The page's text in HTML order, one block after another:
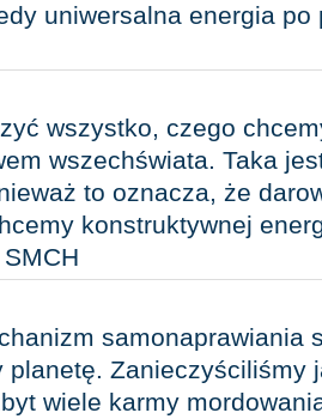
uniwersalna energia po
wszystko, czego
wszechświata. Taka
to oznacza, że
konstruktywnej
samonaprawiania
planetę. Zanieczyściliśmy
wiele karmy